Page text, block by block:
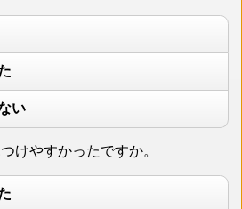
い
けやすかったですか。